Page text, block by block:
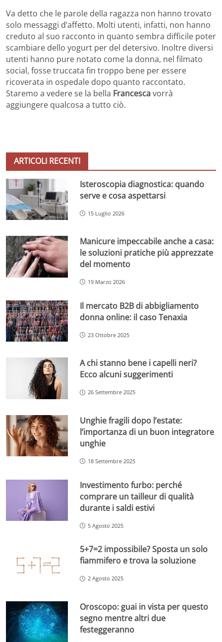
Va detto che le parole della ragazza non hanno trovato
solo messaggi d’affetto. Molti utenti, infatti, non hanno
creduto al suo racconto in quanto sembra difficile poter
scambiare dello yogurt per del detersivo. Inoltre diversi
utenti hanno pure notato come la donna, nel filmato
social, fosse truccata fin troppo bene per essere
ricoverata in ospedale dopo quanto raccontato.
Staremo a vedere se la bella Francescavorrà
aggiungere qualcosa a tutto ciò.
ARTICOLI RECENTI
Isteroscopia diagnostica: quando
serve e cosa aspettarsi
15 Luglio 2026
Manicure impeccabile anche a casa:
le soluzioni pratiche più apprezzate
del momento
19 Marzo 2026
Il mercato B2B di abbigliamento
donna online: il caso Tenaxia
23 Ottobre 2025
A chi stanno bene i capelli neri?
Ecco alcuni suggerimenti
26 Settembre 2025
Unghie fragili dopo l’estate:
l’importanza di un buon integratore
unghie
18 Settembre 2025
Investimento furbo: perché
comprare un tailleur di qualità
durante i saldi estivi
5 Agosto 2025
5+7=2 impossibile? Sposta un solo
fiammifero e trova la soluzione
2 Agosto 2025
Oroscopo: guai in vista per questo
segno mentre altri due
festeggeranno